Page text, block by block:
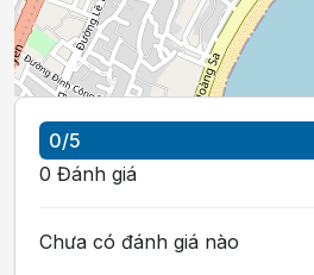
0/5
0 Đánh giá
Chưa có đánh giá nào